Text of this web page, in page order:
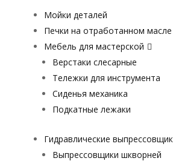
Мойки деталей
Печки на отработанном масле
Мебель для мастерской
Верстаки слесарные
Тележки для инструмента
Сиденья механика
Подкатные лежаки
Гидравлические
Выпрессовщики шкворней